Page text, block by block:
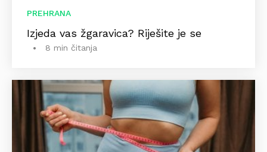
PREHRANA
Izjeda vas žgaravica? Riješite je se
8 min čitanja